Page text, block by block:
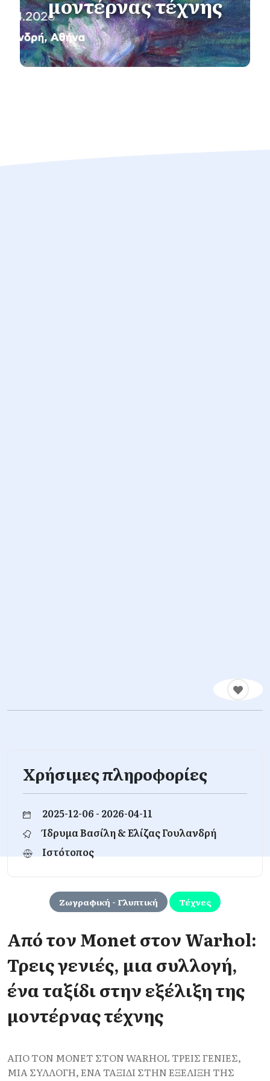
Χρήσιμες πληροφορίες
2025-12-06 - 2026-04-11
Ίδρυμα Βασίλη & Ελίζας Γουλανδρή
Ιστότοπος
Ζωγραφική - Γλυπτική Τέχνες
Από τον Monet στον Warhol:
Τρεις γενιές, μια συλλογή,
ένα ταξίδι στην εξέλιξη της
μοντέρνας τέχνης
ΑΠΟ ΤΟΝ MONET ΣΤΟΝ WARHOL ΤΡΕΙΣ ΓΕΝΙΕΣ,
ΜΙΑ ΣΥΛΛΟΓΗ, ΕΝΑ ΤΑΞΙΔΙ ΣΤΗΝ ΕΞΕΛΙΞΗ ΤΗΣ